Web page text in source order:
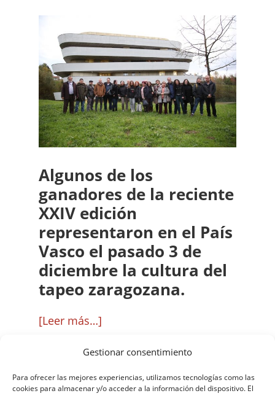
Gestionar consentimiento
Para ofrecer las mejores experiencias, utilizamos tecnologías como las
cookies para almacenar y/o acceder a la información del dispositivo. El
provincia
ya
tiene
finalistas
Algunos de los
ganadores de la reciente
XXIV edición
representaron en el País
Vasco el pasado 3 de
diciembre la cultura del
tapeo zaragozana.
[Leer más…]acerca
San
Sebastián,